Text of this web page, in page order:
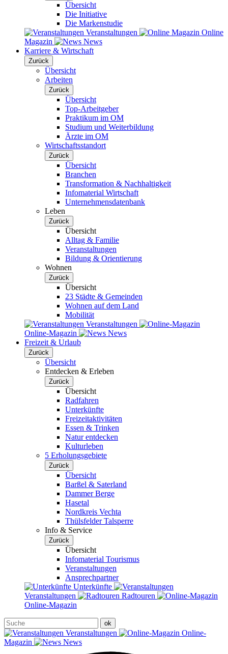
Übersicht
Die Initiative
Die Markenstudie
Veranstaltungen
Online
Magazin
News
Karriere & Wirtschaft
Zurück
Übersicht
Arbeiten
Zurück
Übersicht
Top-Arbeitgeber
Praktikum im OM
Studium und Weiterbildung
Ärzte im OM
Wirtschaftsstandort
Zurück
Übersicht
Branchen
Transformation & Nachhaltigkeit
Infomaterial Wirtschaft
Unternehmensdatenbank
Leben
Zurück
Übersicht
Alltag & Familie
Veranstaltungen
Bildung & Orientierung
Wohnen
Zurück
Übersicht
23 Städte & Gemeinden
Wohnen auf dem Land
Mobilität
Veranstaltungen
Online-Magazin
News
Freizeit & Urlaub
Zurück
Übersicht
Entdecken & Erleben
Zurück
Übersicht
Radfahren
Unterkünfte
Freizeitaktivitäten
Essen & Trinken
Natur entdecken
Kulturleben
5 Erholungsgebiete
Zurück
Übersicht
Barßel & Saterland
Dammer Berge
Hasetal
Nordkreis Vechta
Thülsfelder Talsperre
Info & Service
Zurück
Übersicht
Infomaterial Tourismus
Veranstaltungen
Ansprechpartner
Unterkünfte
Veranstaltungen
Radtouren
Online-Magazin
Veranstaltungen
Online-
Magazin
News